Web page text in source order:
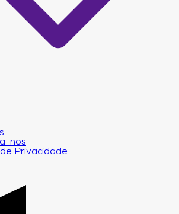
nos
Privacidade